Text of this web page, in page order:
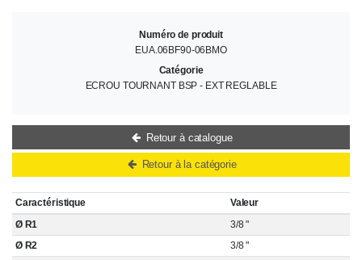
Caractéristique
Valeur
Ø R1
3/8 "
Ø R2
3/8 "
Numéro de produit
EUA.06BF90-06BMO
Catégorie
ECROU TOURNANT BSP - EXT REGLABLE
Retour à catalogue
Retour à la catégorie